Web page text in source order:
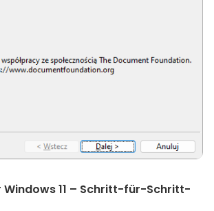
11 – Schritt-für-Schritt-